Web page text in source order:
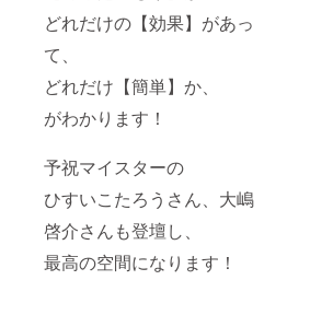
どれだけの【効果】があっ
て、
どれだけ【簡単】か、
がわかります！
予祝マイスターの
ひすいこたろうさん、大嶋
啓介さんも登壇し、
最高の空間になります！